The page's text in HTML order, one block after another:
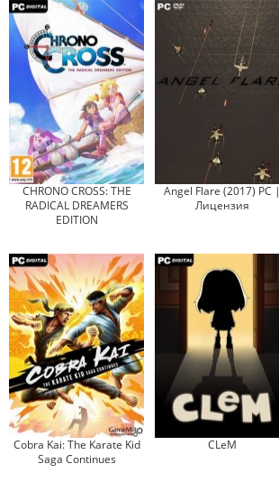
CHRONO CROSS: THE
RADICAL DREAMERS
EDITION
Angel Flare (2017) PC |
Лицензия
Cobra Kai: The Karate Kid
Saga Continues
CLeM